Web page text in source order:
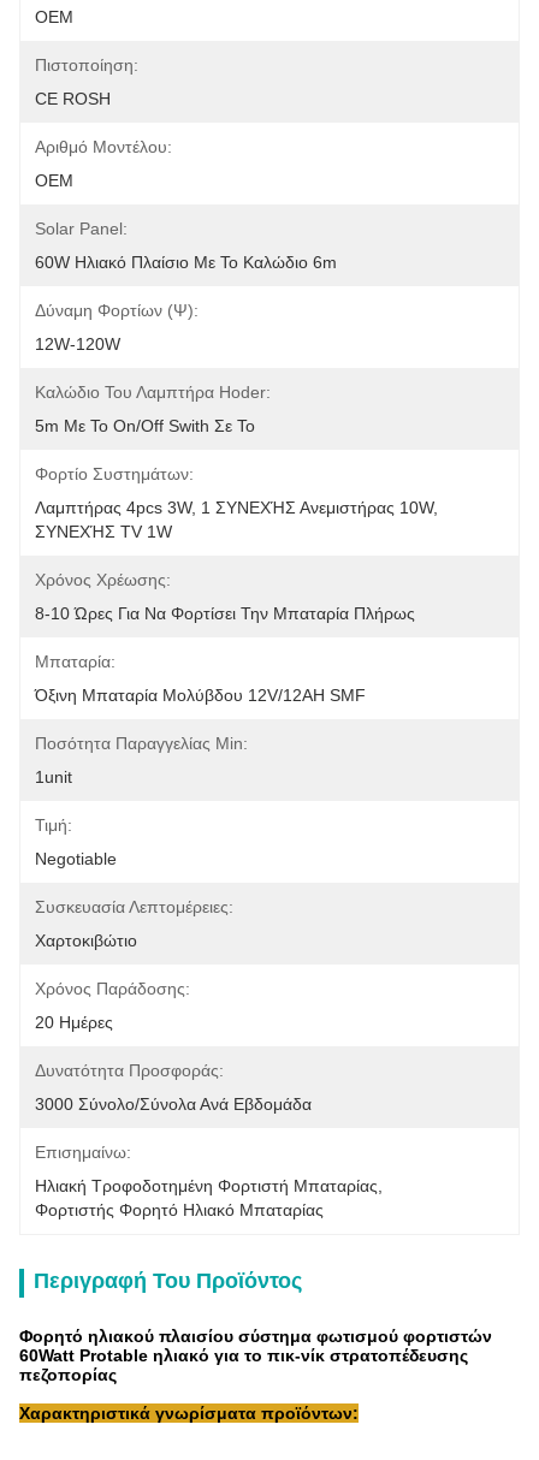
OEM
Πιστοποίηση:
CE ROSH
Αριθμό Μοντέλου:
OEM
Solar Panel:
60W Ηλιακό Πλαίσιο Με Το Καλώδιο 6m
Δύναμη Φορτίων (ψ):
12W-120W
Καλώδιο Του Λαμπτήρα Hoder:
5m Με Το On/off Swith Σε Το
Φορτίο Συστημάτων:
Λαμπτήρας 4pcs 3W, 1 ΣΥΝΕΧΉΣ Ανεμιστήρας 10W,
ΣΥΝΕΧΉΣ TV 1W
Χρόνος Χρέωσης:
8-10 Ώρες Για Να Φορτίσει Την Μπαταρία Πλήρως
Μπαταρία:
Όξινη Μπαταρία Μολύβδου 12V/12AH SMF
Ποσότητα Παραγγελίας Min:
1unit
Τιμή:
Negotiable
Συσκευασία Λεπτομέρειες:
Χαρτοκιβώτιο
Χρόνος Παράδοσης:
20 Ημέρες
Δυνατότητα Προσφοράς:
3000 Σύνολο/σύνολα Ανά Εβδομάδα
Επισημαίνω:
Ηλιακή Τροφοδοτημένη Φορτιστή Μπαταρίας
Φορτιστής Φορητό Ηλιακό Μπαταρίας
Περιγραφή Του Προϊόντος
Φορητό ηλιακού πλαισίου σύστημα φωτισμού φορτιστών
60Watt Protable ηλιακό για το πικ-νίκ στρατοπέδευσης
πεζοπορίας
Χαρακτηριστικά γνωρίσματα προϊόντων: